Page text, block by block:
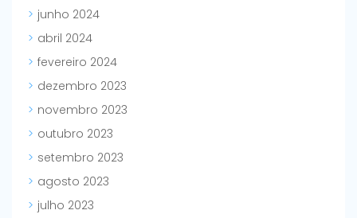
junho 2024
abril 2024
fevereiro 2024
dezembro 2023
novembro 2023
outubro 2023
setembro 2023
agosto 2023
julho 2023